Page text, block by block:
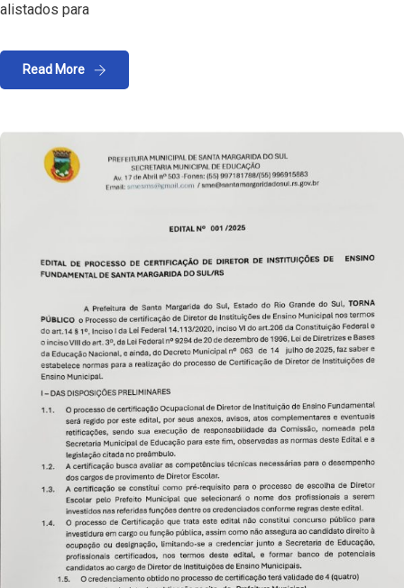
alistados para
Read More